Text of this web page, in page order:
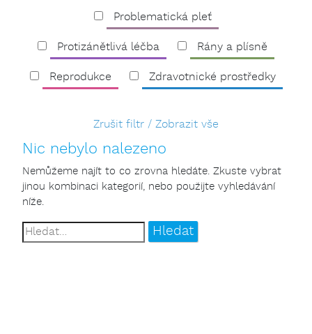
Problematická pleť
Protizánětlivá léčba Rány a plísně
Reprodukce Zdravotnické prostředky
Zrušit filtr / Zobrazit vše
Nic nebylo nalezeno
Nemůžeme najít to co zrovna hledáte. Zkuste vybrat
jinou kombinaci kategorií, nebo použijte vyhledávání
níže.